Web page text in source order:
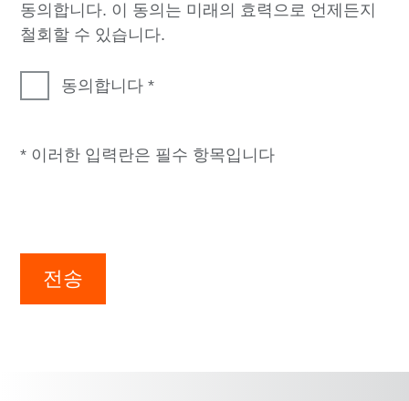
동의합니다. 이 동의는 미래의 효력으로 언제든지
철회할 수 있습니다.
동의합니다
* 이러한 입력란은 필수 항목입니다
전송